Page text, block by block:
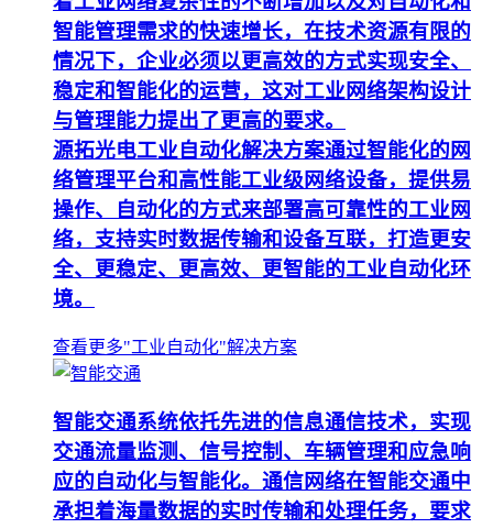
智能管理需求的快速增长，在技术资源有限的
情况下，企业必须以更高效的方式实现安全、
稳定和智能化的运营，这对工业网络架构设计
与管理能力提出了更高的要求。
源拓光电工业自动化解决方案通过智能化的网
络管理平台和高性能工业级网络设备，提供易
操作、自动化的方式来部署高可靠性的工业网
络，支持实时数据传输和设备互联，打造更安
全、更稳定、更高效、更智能的工业自动化环
境。
查看更多"工业自动化"解决方案
智能交通系统依托先进的信息通信技术，实现
交通流量监测、信号控制、车辆管理和应急响
应的自动化与智能化。通信网络在智能交通中
承担着海量数据的实时传输和处理任务，要求